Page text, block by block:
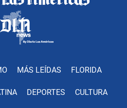
MÁS LEÍDAS FLORIDA
DEPORTES CULTURA